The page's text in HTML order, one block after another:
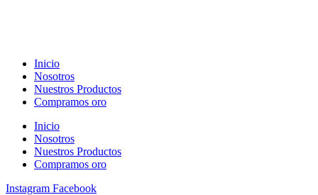
Inicio
Nosotros
Nuestros Productos
Compramos oro
Inicio
Nosotros
Nuestros Productos
Compramos oro
Instagram Facebook